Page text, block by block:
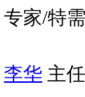
专家/特
李华 主